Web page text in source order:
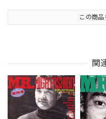
この商品
関